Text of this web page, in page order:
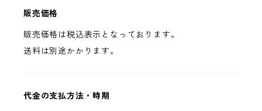
販売価格
販売価格は税込表示となっております。
送料は別途かかります。
代金の支払方法・時期